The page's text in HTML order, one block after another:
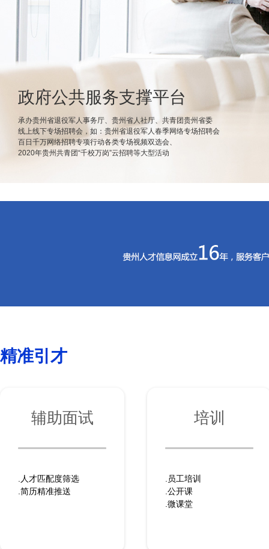
政府公共服务支撑平台
承办贵州省退役军人事务厅、贵州省人社厅、共青团贵州省委
线上线下专场招聘会，如：贵州省退役军人春季网络专场招聘会
百日千万网络招聘专项行动各类专场视频双选会、
2020年贵州共青团“千校万岗”云招聘等大型活动
精准引才
辅助面试
.人才匹配度筛选
.简历精准推送
培训
.员工培训
.公开课
.微课堂